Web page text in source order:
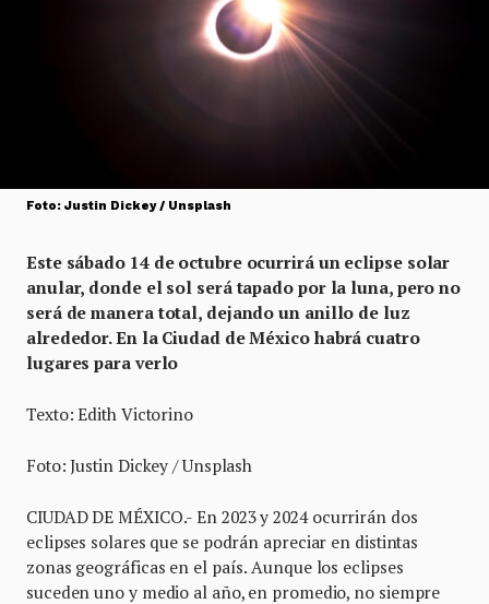
Foto: Justin Dickey / Unsplash
Este sábado 14 de octubre ocurrirá un eclipse solar
anular, donde el sol será tapado por la luna, pero no
será de manera total, dejando un anillo de luz
alrededor. En la Ciudad de México habrá cuatro
lugares para verlo
Texto: Edith Victorino
Foto: Justin Dickey / Unsplash
CIUDAD DE MÉXICO.- En 2023 y 2024 ocurrirán dos
eclipses solares que se podrán apreciar en distintas
zonas geográficas en el país. Aunque los eclipses
suceden uno y medio al año, en promedio, no siempre